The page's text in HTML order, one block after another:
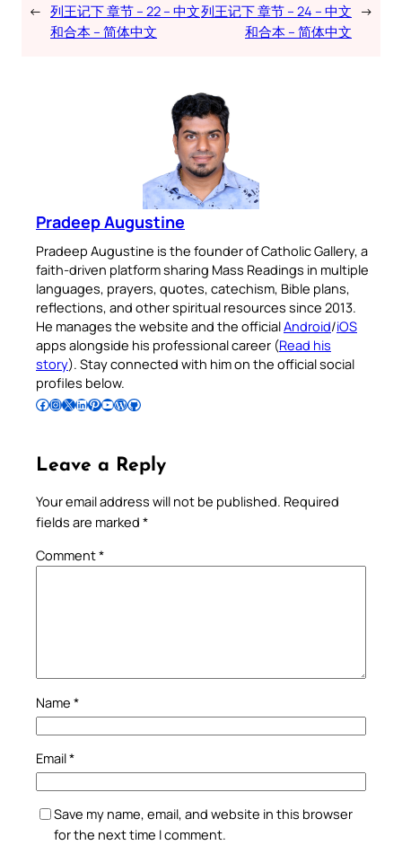
← 列王记下 章节 – 22 – 中文
和合本 – 简体中文
列王记下 章节 – 24 – 中文
和合本 – 简体中文
→
Pradeep Augustine
Pradeep Augustine is the founder of Catholic Gallery, a
faith-driven platform sharing Mass Readings in multiple
languages, prayers, quotes, catechism, Bible plans,
reflections, and other spiritual resources since 2013.
He manages the website and the officialAndroid/iOS
apps alongside his professional career (Read his
story). Stay connected with him on the official social
profiles below.
Follow Pradeep on Facebook Follow Pradeep on InstagramFollow Pradeep on X Follow Pradeep on LinkedIn Follow Pradeep on Pinterest Subscribe to Pradeep’s Youtube Channel Follow Pradeep on WordPress Follow Pradeep on GitHub
Leave a Reply
Your email address will not be published. Required
fields are marked *
Comment*
Name *
Email*
Save my name, email, and website in this browser
for the next time I comment.